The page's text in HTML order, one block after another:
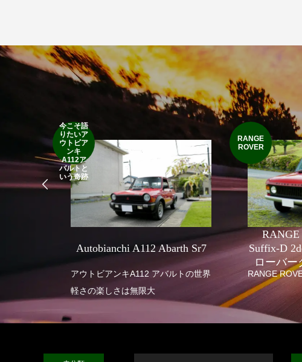
今こそ語
りたいア
ウトビア
ンキ
A112ア
バルトと
いう奇跡
Autobianchi A112 Abarth Sr7
アウトビアンキA112 アバルトの世界
軽さの楽しさは無限大
RANGE
ROVER
RANGE
Suffix-D
ローバー
RANGE